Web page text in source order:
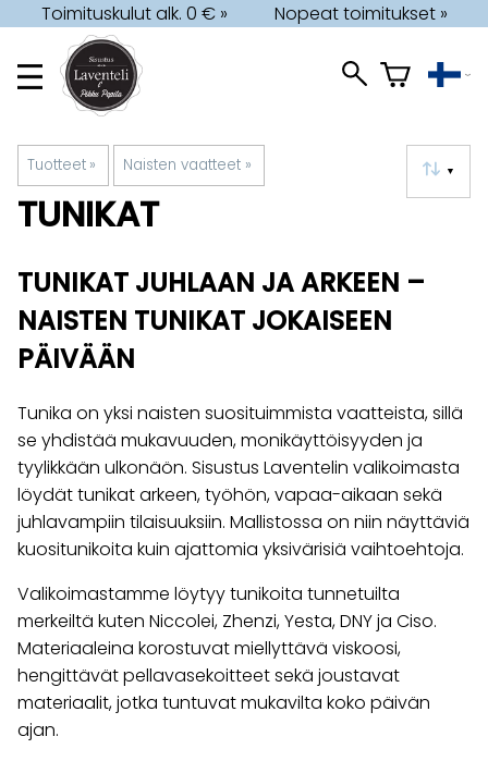
Toimituskulut alk. 0 € » Nopeat toimitukset »
Tuotteet ‪» Naisten vaatteet ‪» ▼
TUNIKAT
TUNIKAT JUHLAAN JA ARKEEN –
NAISTEN TUNIKAT JOKAISEEN
PÄIVÄÄN
Tunika on yksi naisten suosituimmista vaatteista, sillä
se yhdistää mukavuuden, monikäyttöisyyden ja
tyylikkään ulkonäön. Sisustus Laventelin valikoimasta
löydät tunikat arkeen, työhön, vapaa-aikaan sekä
juhlavampiin tilaisuuksiin. Mallistossa on niin näyttäviä
kuositunikoita kuin ajattomia yksivärisiä vaihtoehtoja.
Valikoimastamme löytyy tunikoita tunnetuilta
merkeiltä kuten Niccolei, Zhenzi, Yesta, DNY ja Ciso.
Materiaaleina korostuvat miellyttävä viskoosi,
hengittävät pellavasekoitteet sekä joustavat
materiaalit, jotka tuntuvat mukavilta koko päivän
ajan.